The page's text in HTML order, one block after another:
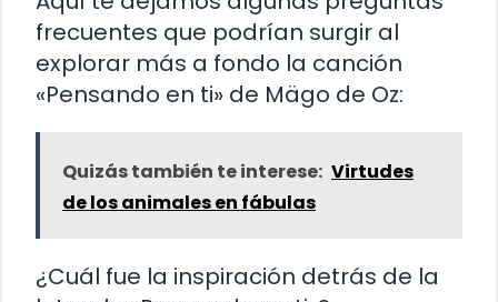
frecuentes que podrían surgir al
explorar más a fondo la canción
«Pensando en ti» de Mägo de Oz:
Quizás también te interese: Virtudes
de los animales en fábulas
¿Cuál fue la inspiración detrás de la